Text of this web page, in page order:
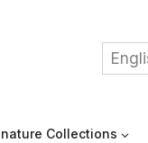
Collections